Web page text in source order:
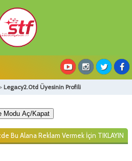
> Legacy2.0td Üyesinin Profili
Modu Aç/Kapat
Bu Alana Reklam Vermek İçin TIKLAYIN